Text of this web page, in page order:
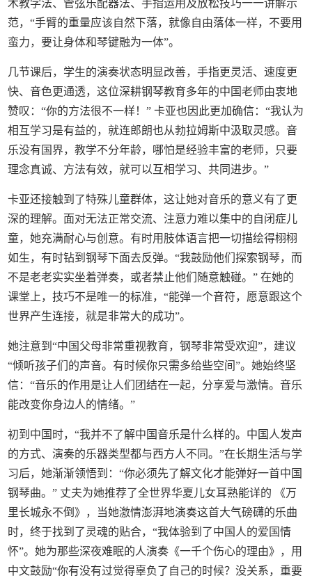
木教学法、管弦乐配器法、手指运用及放松技巧一一讲解示
范，“手臂的重量应该自然下落，就像自由落体一样，不要用
蛮力，要让身体和琴键融为一体”。
几节课后，学生的演奏状态明显改善，手指更灵活、速度更
快、音色更通透，这位深耕钢琴教育多年的中国老师由衷地
赞叹：“你的方法很不一样！” 卡亚也因此更加确信：“我认为
相互学习是有益的，就连郎朗也从勃拉姆斯中汲取灵感。音
乐没有国界，教学不分年龄，哪怕是经验丰富的老师，只要
理念真诚、方法有效，就可以互相学习、共同进步。”
卡亚还接触到了特殊儿童群体，这让她对音乐的意义有了更
深的理解。面对无法正常交流、注意力难以集中的自闭症儿
童，她充满耐心与创意。有时用肢体语言把一切描绘得栩栩
如生，有时钻到钢琴下面去反弹。“我鼓励他们探索钢琴，而
不是老老实实坐着弹奏，或者禁止他们随意触碰。” 在她的
课堂上，技巧不是唯一的标准，“能弹一个音符，愿意跟这个
世界产生连接，就是非常大的成功”。
她注意到“中国父母非常重视教育，钢琴非常受欢迎”，建议
“倾听孩子们的声音。有时候你只需多给些空间”。她始终坚
信：“音乐的作用是让人们团结在一起，分享爱与激情。音乐
能改变你身边人的情绪。”
初到中国时，“我并不了解中国音乐是什么样的。中国人发声
的方式、演奏的乐器类型都与西方人不同。”在长期生活与学
习后，她渐渐领悟到：“你必须先了解文化才能弹好一首中国
钢琴曲。” 丈夫为她推荐了全世界华夏儿女耳熟能详的 《万
里长城永不倒》，当她激情澎湃地演奏这首大气磅礴的乐曲
时，终于找到了灵魂的贴合，“我体验到了中国人的爱国情
怀”。她为那些深夜难眠的人演奏《一千个伤心的理由》，用
中文鼓励“你有没有过觉得辜负了自己的时候？没关系，重要